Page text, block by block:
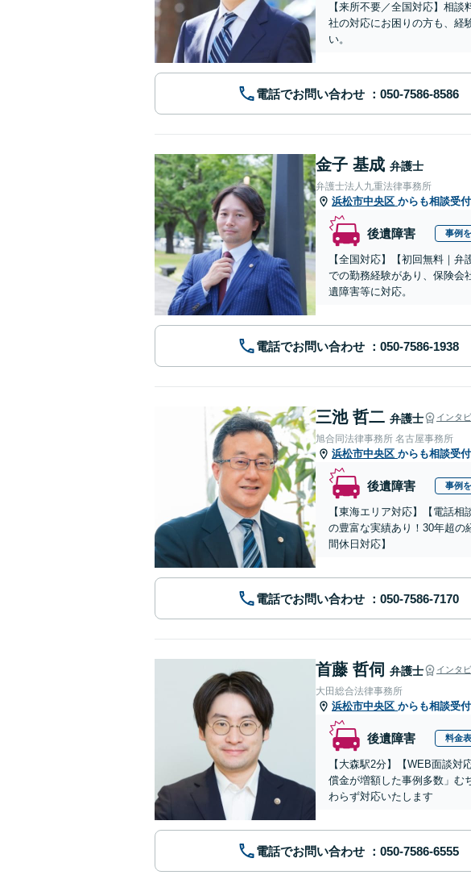
【来所不要／全国対応】相
社の対応にお困りの方も、経
い。
電話でお問い合わせ
金子 基成 弁護士
弁護士法人九重法律事務所
浜松市中央区 からも相談受
後遺障害 事例
【全国対応】【初回無料｜
での勤務経験があり、保険会
遺障害等に対応。
電話でお問い合わせ
三池 哲二 弁護士 インタ
旭合同法律事務所 名古屋事務所
浜松市中央区 からも相談受
後遺障害 事例
【東海エリア対応】【電話
の豊富な実績あり！30年超の
間休日対応】
電話でお問い合わせ
首藤 哲伺 弁護士 インタ
大田総合法律事務所
浜松市中央区 からも相談受
後遺障害 料金
【大森駅2分】【WEB面談
償金が増額した事例多数」む
わらず対応いたします
電話でお問い合わせ